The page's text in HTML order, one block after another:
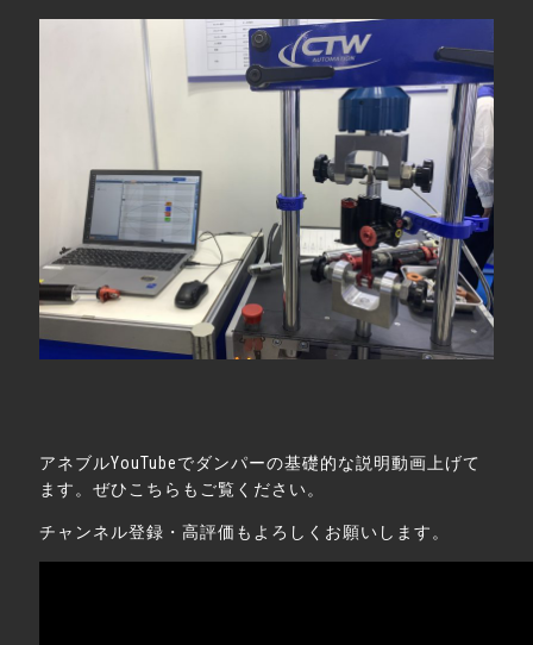
アネブルYouTubeでダンパーの基礎的な説明動画上げて
ます。ぜひこちらもご覧ください。
チャンネル登録・高評価もよろしくお願いします。